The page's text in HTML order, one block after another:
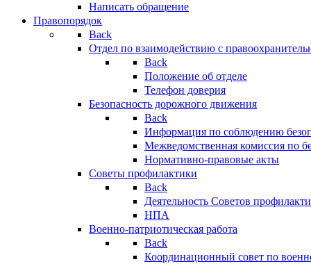
Написать обращение
Правопорядок
Back
Отдел по взаимодействию с
Back
Положение об отделе
Телефон доверия
Безопасность дорожного движения
Back
Информация по соблюдению
Межведомственная комиссия по
Нормативно-правовые акты
Советы профилактики
Back
Деятельность Советов
НПА
Военно-патриотическая работа
Back
Координационный совет по